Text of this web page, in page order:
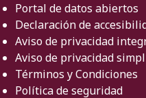
Portal de datos abiertos
Declaración de
Aviso de privacidad
Aviso de privacidad
Términos y Condiciones
Política de seguridad